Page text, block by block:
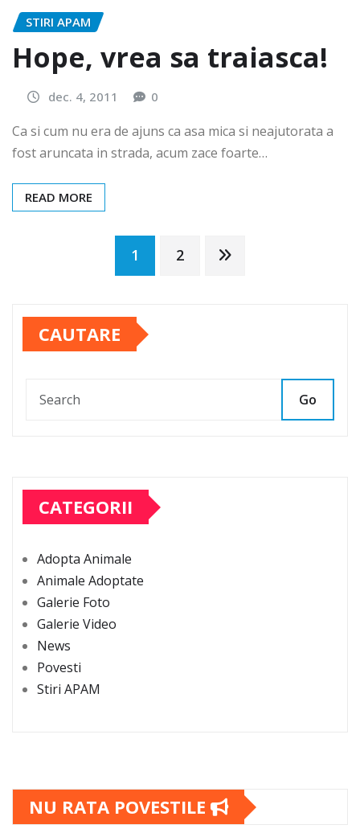
STIRI APAM
Hope, vrea sa traiasca!
dec. 4, 2011 0
Ca si cum nu era de ajuns ca asa mica si neajutorata a
fost aruncata in strada, acum zace foarte…
READ MORE
Paginație
articole
1 2
CAUTARE
Go
CATEGORII
Adopta Animale
Animale Adoptate
Galerie Foto
Galerie Video
News
Povesti
Stiri APAM
NU RATA POVESTILE